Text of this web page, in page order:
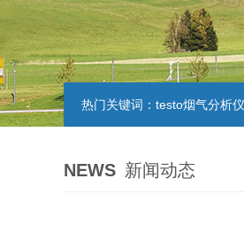
热门关键词： testo烟气分析
NEWS 新闻动态